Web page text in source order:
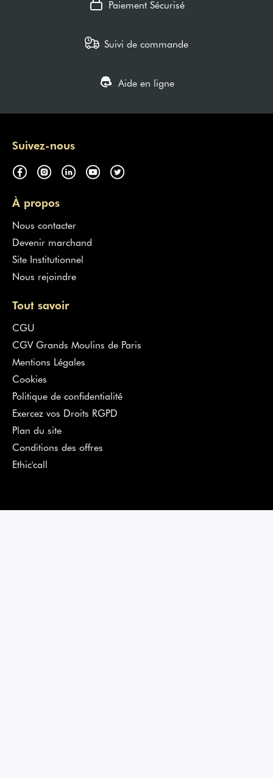
Paiement Sécurisé
Suivi de commande
Aide en ligne
Suivez-nous
À propos
Nous contacter
Devenir marchand
Site Institutionnel
Nous rejoindre
Tout savoir
CGU
CGV Grands Moulins de Paris
Mentions Légales
Cookies
Politique de confidentialité
Exercez vos Droits RGPD
Plan du site
Conditions des offres
Ethic'call